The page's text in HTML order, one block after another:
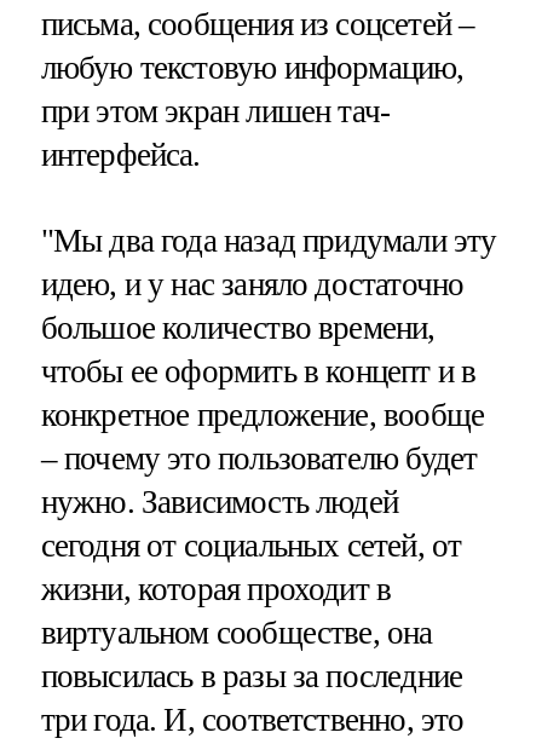
письма, сообщения из соцсетей –
любую текстовую информацию,
при этом экран лишен тач-
интерфейса.
"Мы два года назад придумали эту
идею, и у нас заняло достаточно
большое количество времени,
чтобы ее оформить в концепт и в
конкретное предложение, вообще
– почему это пользователю будет
нужно. Зависимость людей
сегодня от социальных сетей, от
жизни, которая проходит в
виртуальном сообществе, она
повысилась в разы за последние
три года. И, соответственно, это